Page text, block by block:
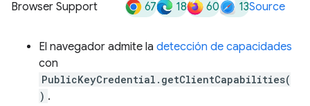
Browser Support 67 18 60 13Source
El navegador admite la detección de capacidades
con
PublicKeyCredential.getClientCapabilities(
) .